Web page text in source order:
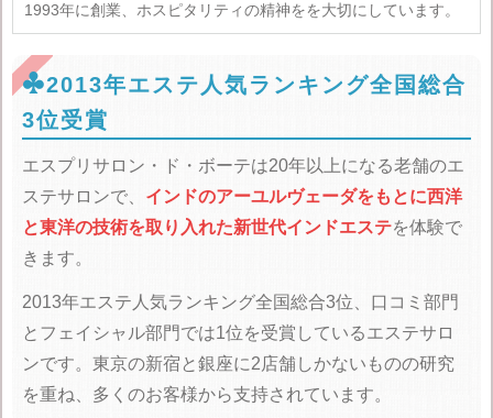
1993年に創業、ホスピタリティの精神をを大切にしています。
2013年エステ人気ランキング全国総合
3位受賞
エスプリサロン・ド・ボーテは20年以上になる老舗のエ
ステサロンで、 インドのアーユルヴェーダをもとに西洋
と東洋の技術を取り入れた新世代インドエステを体験で
きます。
2013年エステ人気ランキング全国総合3位、口コミ部門
とフェイシャル部門では1位を受賞しているエステサロ
ンです。東京の新宿と銀座に2店舗しかないものの研究
を重ね、多くのお客様から支持されています。